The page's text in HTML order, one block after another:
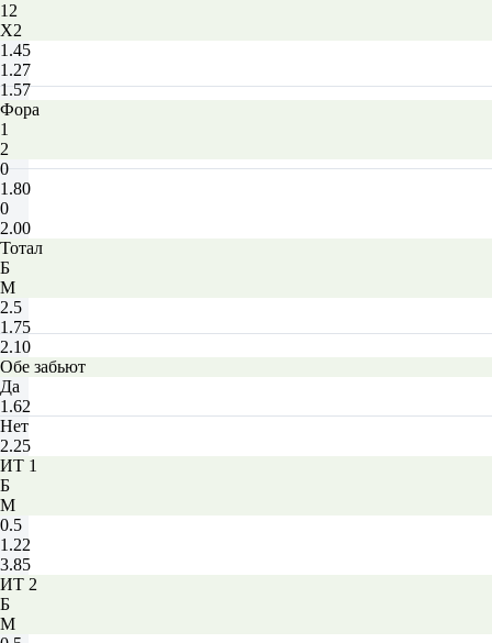
12
X2
1.45
1.27
1.57
Фора
1
2
0
1.80
0
2.00
Тотал
Б
М
2.5
1.75
2.10
Обе забьют
Да
1.62
Нет
2.25
ИТ 1
Б
М
0.5
1.22
3.85
ИТ 2
Б
М